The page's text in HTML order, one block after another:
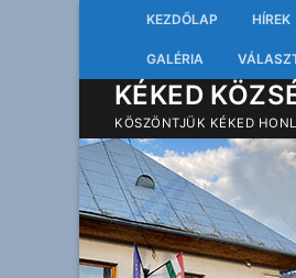
tartalomra
KEZDŐLAP HÍREK
GALÉRIA
KÉKED
KÖSZÖNTJÜK KÉKED